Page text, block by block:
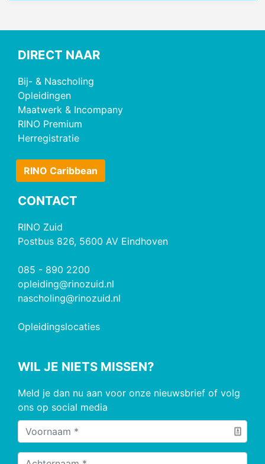
DIRECT NAAR
Bij- & Nascholing
Opleidingen
Maatwerk & Incompany
RINO Premium
Herregistratie
RINO Caribbean
CONTACT
RINO Zuid
Postbus 826, 5600 AV Eindhoven
085 - 890 2200
opleiding@rinozuid.nl
nascholing@rinozuid.nl
Opleidingslocaties
WIL JE NIETS MISSEN?
Meld je dan nu aan voor onze nieuwsbrief of volg
ons op social media